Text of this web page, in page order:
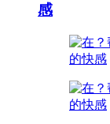
感